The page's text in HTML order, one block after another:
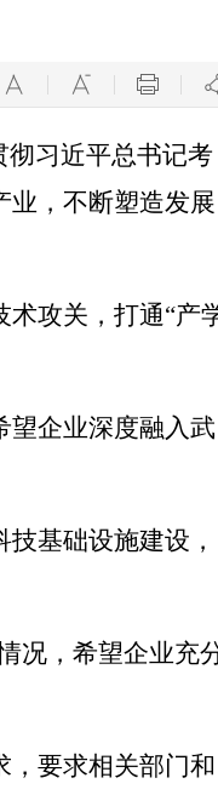
彻习近平总书记考
业，不断塑造发展
攻关，打通“产
望企业深度融入武
基础设施建设，
况，希望企业充
，要求相关部门和